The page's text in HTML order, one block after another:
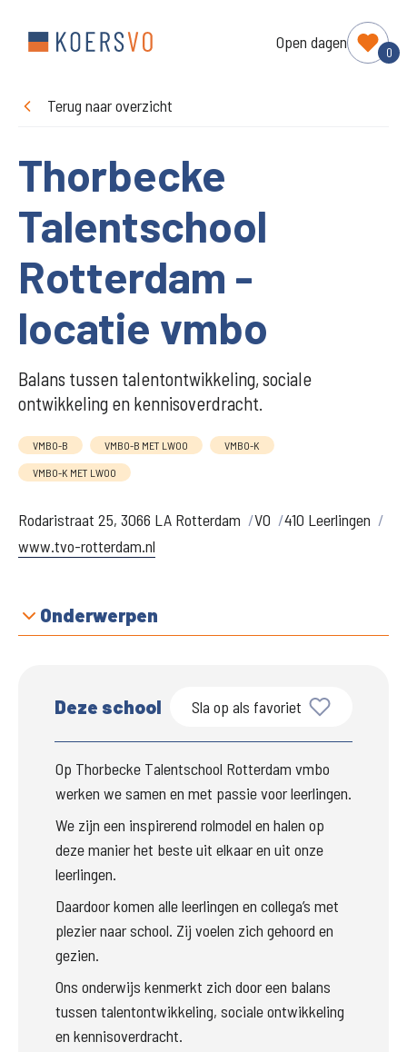
Open dagen
0
Terug naar overzicht
Thorbecke
Talentschool
Rotterdam -
locatie vmbo
Balans tussen talentontwikkeling, sociale
ontwikkeling en kennisoverdracht.
VMBO-B VMBO-B MET LWOO VMBO-K
VMBO-K MET LWOO
Rodaristraat 25, 3066 LA Rotterdam VO
410 Leerlingen
www.tvo-rotterdam.nl
Onderwerpen
Deze school Sla op als favoriet
Op Thorbecke Talentschool Rotterdam vmbo
werken we samen en met passie voor leerlingen.
We zijn een inspirerend rolmodel en halen op
deze manier het beste uit elkaar en uit onze
leerlingen.
Daardoor komen alle leerlingen en collega’s met
plezier naar school. Zij voelen zich gehoord en
gezien.
Ons onderwijs kenmerkt zich door een balans
tussen talentontwikkeling, sociale ontwikkeling
en kennisoverdracht.